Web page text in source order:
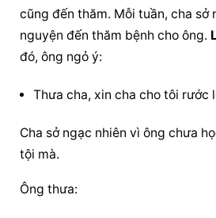
cũng đến thăm. Mỗi tuần, cha sở
nguyện đến thăm bệnh cho ông.
đó, ông ngỏ ý:
Thưa cha, xin cha cho tôi rước
Cha sở ngạc nhiên vì ông chưa
tội mà.
Ông thưa: